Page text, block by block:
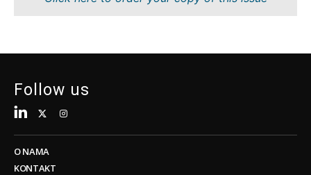
Održivost
Tehnologija
Telekom
Transport
Trgovina
Održivost
Turizam
Trgovina
Insights
Follow us
O NAMA
KONTAKT